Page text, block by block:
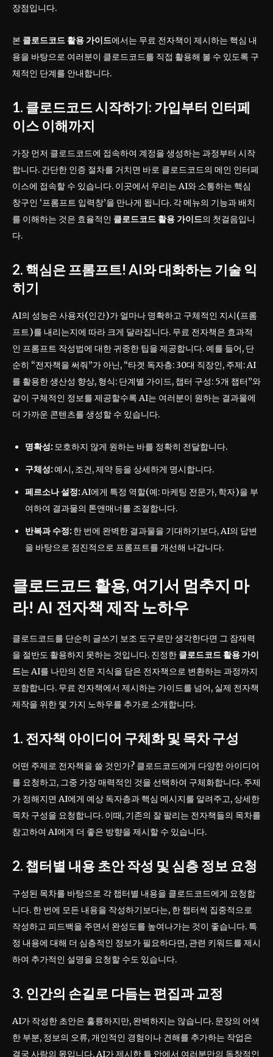
장점입니다.
본 클로드코드 활용 가이드에서는 무료 전자책이 제시하는 핵심 내
용을 바탕으로 여러분이 클로드코드를 직접 활용해 볼 수 있도록 구
체적인 단계를 안내합니다.
1. 클로드코드 시작하기: 가입부터 인터페
이스 이해까지
가장 먼저 클로드코드에 접속하여 계정을 생성하는 과정부터 시작
합니다. 간단한 인증 절차를 거치면 바로 클로드코드의 메인 인터페
이스에 접속할 수 있습니다. 이곳에서 우리는 AI와 소통하는 핵심
창구인 ‘프롬프트 입력창’을 만나게 됩니다. 각 메뉴의 기능과 배치
를 이해하는 것은 효율적인 클로드코드 활용 가이드의 첫걸음입니
다.
2. 핵심은 프롬프트! AI와 대화하는 기술 익
히기
AI의 성능은 사용자(인간)가 얼마나 명확하고 구체적인 지시(프롬
프트)를 내리는지에 따라 크게 달라집니다. 무료 전자책은 효과적
인 프롬프트 작성법에 대한 귀중한 팁을 제공합니다. 예를 들어, 단
순히 “전자책을 써줘”가 아닌, “타겟 독자층: 30대 직장인, 주제: AI
를 활용한 생산성 향상, 형식: 단계별 가이드, 챕터 구성: 5개 챕터”와
같이 구체적인 정보를 제공할수록 AI는 여러분이 원하는 결과물에
더 가까운 콘텐츠를 생성할 수 있습니다.
명확성:모호하지 않게 원하는 바를 정확히 전달합니다.
구체성:예시, 조건, 제약 등을 상세하게 명시합니다.
페르소나 설정:AI에게 특정 역할(예: 마케팅 전문가, 학자)을 부
여하여 결과물의 톤앤매너를 조절합니다.
반복과 수정:한 번에 완벽한 결과물을 기대하기보다, AI의 답변
을 바탕으로 점진적으로 프롬프트를 개선해 나갑니다.
클로드코드 활용, 여기서 멈추지 마
라! AI 전자책 제작 노하우
클로드코드를 단순히 글쓰기 보조 도구로만 생각한다면 그 잠재력
을 절반도 활용하지 못하는 것입니다. 진정한 클로드코드 활용 가이
드는 AI를 나만의 전문 지식을 담은 전자책으로 변환하는 과정까지
포함합니다. 무료 전자책에서 제시하는 가이드를 넘어, 실제 전자책
제작을 위한 몇 가지 노하우를 추가로 소개합니다.
1. 전자책 아이디어 구체화 및 목차 구성
어떤 주제로 전자책을 쓸 것인가? 클로드코드에게 다양한 아이디어
를 요청하고, 그중 가장 매력적인 것을 선택하여 구체화합니다. 주제
가 정해지면 AI에게 예상 독자층과 핵심 메시지를 알려주고, 상세한
목차 구성을 요청합니다. 이때, 기존의 잘 팔리는 전자책들의 목차를
참고하여 AI에게 더 좋은 방향을 제시할 수 있습니다.
2. 챕터별 내용 초안 작성 및 심층 정보 요청
구성된 목차를 바탕으로 각 챕터별 내용을 클로드코드에게 요청합
니다. 한 번에 모든 내용을 작성하기보다는, 한 챕터씩 집중적으로
작성하고 피드백을 주면서 완성도를 높여나가는 것이 좋습니다. 특
정 내용에 대해 더 심층적인 정보가 필요하다면, 관련 키워드를 제시
하여 추가적인 설명을 요청할 수도 있습니다.
3. 인간의 손길로 다듬는 편집과 교정
AI가 작성한 초안은 훌륭하지만, 완벽하지는 않습니다. 문장의 어색
한 부분, 정보의 오류, 개인적인 경험이나 견해를 추가하는 작업은
결국 사람의 몫입니다. AI가 제시한 틀 안에서 여러분만의 독창적인